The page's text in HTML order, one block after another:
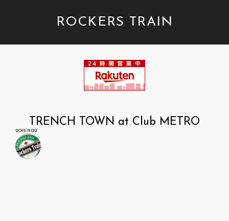
ROCKERS TRAIN
TRENCH TOWN at Club METRO
2015.11.02